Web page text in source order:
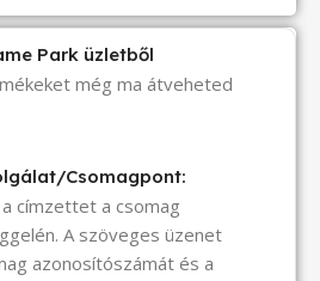
Park üzletből
még ma átveheted
Csomagpont:
címzettet a csomag
A szöveges üzenet
azonosítószámát és a